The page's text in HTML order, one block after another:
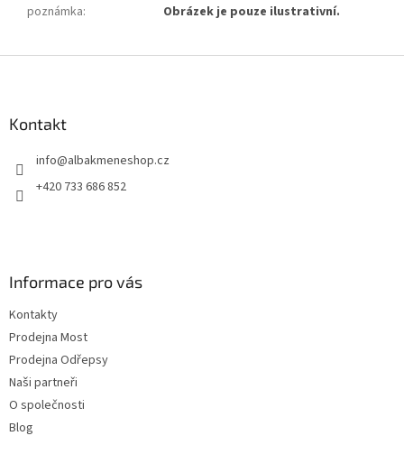
poznámka: Obrázek je pouze ilustrativní.
Kontakt
info@albakmeneshop.cz
+420 733 686 852
Informace pro vás
Kontakty
Prodejna Most
Prodejna Odřepsy
Naši partneři
O společnosti
Blog